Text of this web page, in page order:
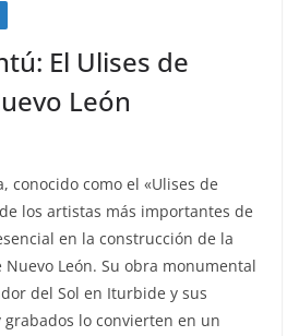
El Ulises de
León
conocido como el «Ulises de
los artistas más importantes de
en la construcción de la
León. Su obra monumental
del Sol en Iturbide y sus
lo convierten en un